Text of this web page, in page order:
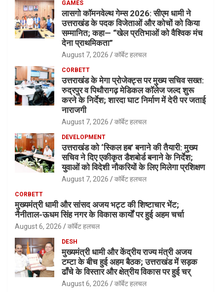
GAMES
लासगो कॉमनवेल्थ गेम्स 2026: सीएम धामी ने
उत्तराखंड के पदक विजेताओं और कोचों को किया
सम्मानित; कहा— “खेल प्रतिभाओं को वैश्विक मंच
देना प्राथमिकता”
August 7, 2026 कॉर्बेट हलचल
CORBETT
उत्तराखंड के मेगा प्रोजेक्ट्स पर मुख्य सचिव सख्त:
रुद्रपुर व पिथौरागढ़ मेडिकल कॉलेज जल्द शुरू
करने के निर्देश; शारदा घाट निर्माण में देरी पर जताई
नाराजगी
August 7, 2026 कॉर्बेट हलचल
DEVELOPMENT
उत्तराखंड को ‘स्किल हब’ बनाने की तैयारी: मुख्य
सचिव ने दिए एकीकृत डैशबोर्ड बनाने के निर्देश;
युवाओं को विदेशी नौकरियों के लिए मिलेगा प्रशिक्षण
August 7, 2026 कॉर्बेट हलचल
CORBETT
मुख्यमंत्री धामी और सांसद अजय भट्ट की शिष्टाचार भेंट;
नैनीताल-ऊधम सिंह नगर के विकास कार्यों पर हुई अहम चर्चा
August 6, 2026 कॉर्बेट हलचल
DESH
मुख्यमंत्री धामी और केंद्रीय राज्य मंत्री अजय
टम्टा के बीच हुई अहम बैठक; उत्तराखंड में सड़क
ढाँचे के विस्तार और क्षेत्रीय विकास पर हुई चर्
August 6, 2026 कॉर्बेट हलचल